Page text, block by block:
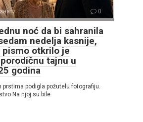
0
noć da bi sahranila
nedelja kasnije,
pismo otkrilo je
tajnu u
godina
prstima podigla požutelu fotografiju.
Na njoj su bile